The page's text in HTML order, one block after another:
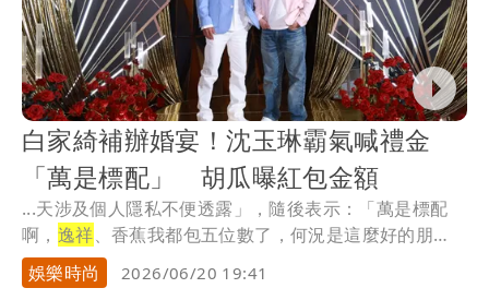
白家綺補辦婚宴！沈玉琳霸氣喊禮金
「萬是標配」 胡瓜曝紅包金額
...天涉及個人隱私不便透露」，隨後表示：「萬是標配
啊， 逸祥、香蕉我都包五位數了，何況是這麼好的朋
友。」 ...
娛樂時尚 2026/06/20 19:41